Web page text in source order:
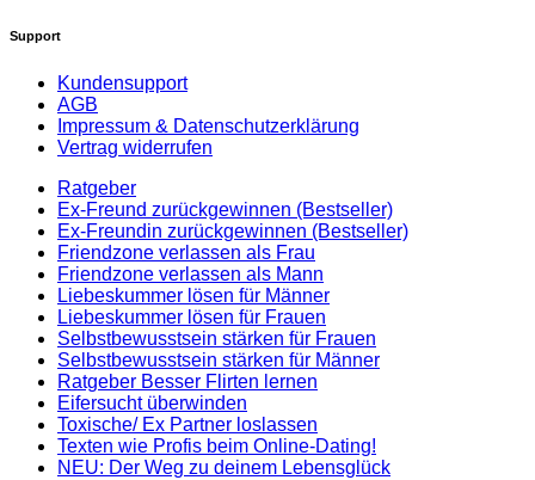
Support
Kundensupport
AGB
Impressum & Datenschutzerklärung
Vertrag widerrufen
Ratgeber
Ex-Freund zurückgewinnen (Bestseller)
Ex-Freundin zurückgewinnen (Bestseller)
Friendzone verlassen als Frau
Friendzone verlassen als Mann
Liebeskummer lösen für Männer
Liebeskummer lösen für Frauen
Selbstbewusstsein stärken für Frauen
Selbstbewusstsein stärken für Männer
Ratgeber Besser Flirten lernen
Eifersucht überwinden
Toxische/ Ex Partner loslassen
Texten wie Profis beim Online-Dating!
NEU: Der Weg zu deinem Lebensglück